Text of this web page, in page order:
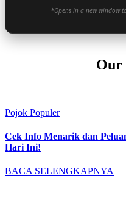
*Opens in a new window
Our
Pojok Populer
Cek Info Menarik dan
Hari Ini!
BACA SELENGKAPNYA